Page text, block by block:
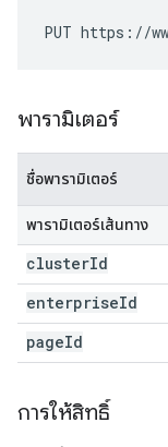
PUT https://
พารามิเตอร์
ชื่อพารามิเตอร์
พารามิเตอร์เส้นทาง
clusterId
enterpriseId
pageId
การให้สิทธิ์